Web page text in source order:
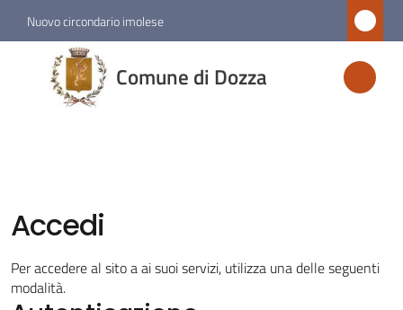
Vai al contenuto
Vai alla navigazione
Vai al footer
Nuovo circondario imolese
Comune di Dozza
Comune
di
Dozza
Servizi
Accedi
Per accedere al sito a ai suoi servizi, utilizza una delle seguenti
modalità.